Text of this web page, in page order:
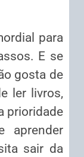
para
E se
gosta de
ler livros,
prioridade
aprender
sair da